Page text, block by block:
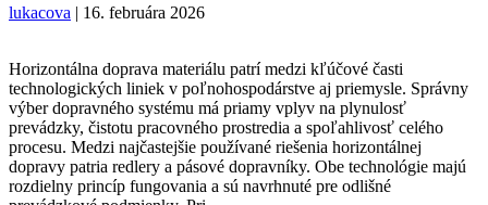
dopravníkov
lukacova | 16. februára 2026
Horizontálna doprava materiálu patrí medzi kľúčové časti
technologických liniek v poľnohospodárstve aj priemysle. Správny
výber dopravného systému má priamy vplyv na plynulosť
prevádzky, čistotu pracovného prostredia a spoľahlivosť celého
procesu. Medzi najčastejšie používané riešenia horizontálnej
dopravy patria redlery a pásové dopravníky. Obe technológie majú
rozdielny princíp fungovania a sú navrhnuté pre odlišné